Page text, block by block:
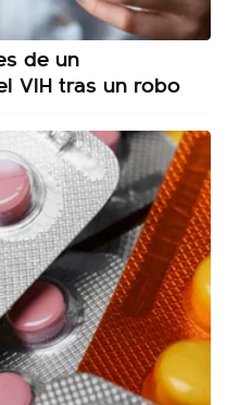
de un
VIH tras un robo